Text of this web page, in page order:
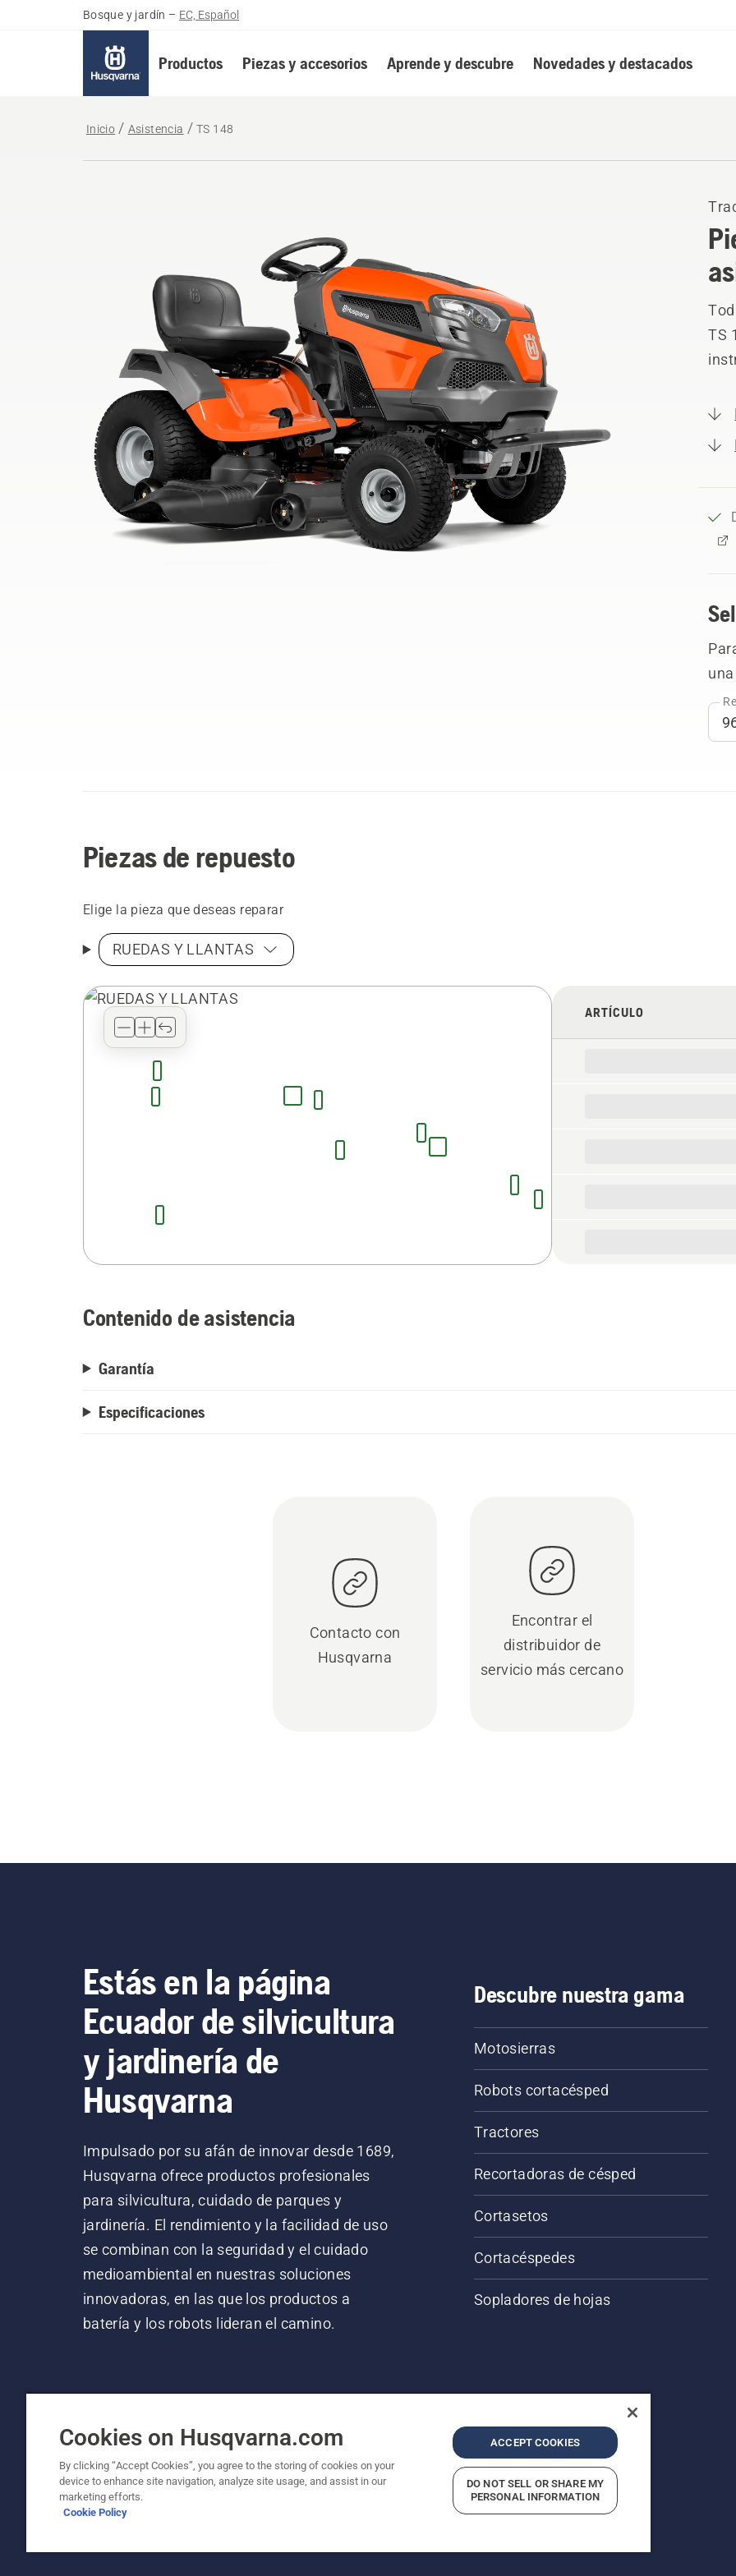
Bosque y jardín – EC, Español
Productos Piezas y accesorios Aprende y descubre Novedades y destacados
Inicio Asistencia TS 148
TS
Piezas de repuesto
Elige la pieza que deseas reparar
RUEDAS Y LLANTAS
ARTÍCULO
Contenido de asistencia
Garantía
Especificaciones
Contacto con
Husqvarna
Encontrar el
distribuidor de
servicio más cercano
Estás en la página
Ecuador de silvicultura
y jardinería de
Husqvarna
Impulsado por su afán de innovar desde 1689,
Husqvarna ofrece productos profesionales
para silvicultura, cuidado de parques y
jardinería. El rendimiento y la facilidad de uso
se combinan con la seguridad y el cuidado
medioambiental en nuestras soluciones
innovadoras, en las que los productos a
batería y los robots lideran el camino.
Descubre nuestra gama
Motosierras
Robots cortacésped
Tractores
Recortadoras de césped
Cortasetos
Cortacéspedes
Sopladores de hojas
© Husqvarna AB (publ). Todos los derechos reservados.
Política de cookies
Cookies on Husqvarna.com
By clicking “Accept Cookies”, you agree to the storing of cookies on your
device to enhance site navigation, analyze site usage, and assist in our
marketing efforts.
Cookie Policy
ACCEPT COOKIES
DO NOT SELL OR SHARE MY
PERSONAL INFORMATION